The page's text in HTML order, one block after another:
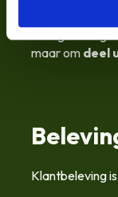
stevig bedrag
maar om deel
Klantbeleving